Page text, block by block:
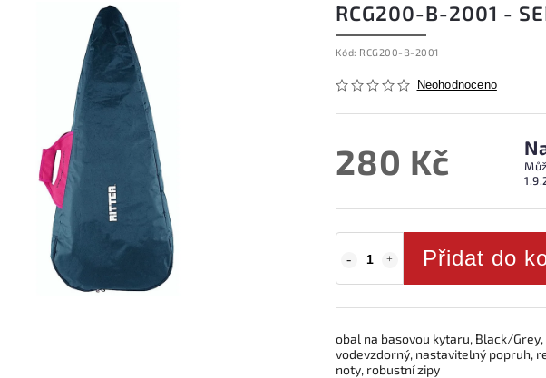
RCG200-B-2001 -
Kód: RCG200-B-2001
Neohodnoceno
280 Kč
Přidat do
obal na basovou kytaru, Black/
vodevzdorný, nastavitelný popruh,
noty, robustní zipy